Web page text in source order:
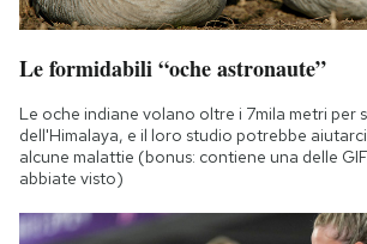
Le formidabili “oche astronaute”
Le oche indiane volano oltre i 7mila metri per
dell'Himalaya, e il loro studio potrebbe
alcune malattie (bonus: contiene una delle
abbiate visto)